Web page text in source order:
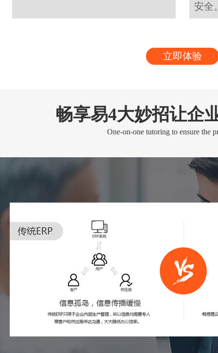
安全
立即体验
畅享易4大妙招让企
One-on-one tutoring to ensure the